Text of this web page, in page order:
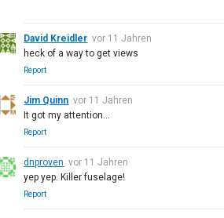
David Kreidler vor 11 Jahren
heck of a way to get views
Report
Jim Quinn vor 11 Jahren
It got my attention...
Report
dnproven vor 11 Jahren
yep yep. Killer fuselage!
Report